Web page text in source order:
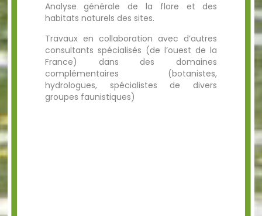
Analyse générale de la flore et des
habitats naturels des sites.
Travaux en collaboration avec d’autres
consultants spécialisés (de l’ouest de la
France) dans des domaines
complémentaires (botanistes,
hydrologues, spécialistes de divers
groupes faunistiques)